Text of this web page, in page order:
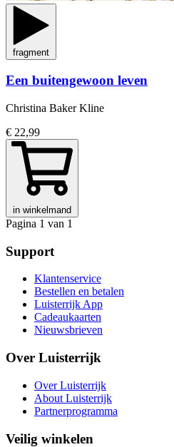
fragment
Een buitengewoon leven
Christina Baker Kline
€ 22,99
in winkelmand
Pagina 1 van 1
Support
Klantenservice
Bestellen en betalen
Luisterrijk App
Cadeaukaarten
Nieuwsbrieven
Over Luisterrijk
Over Luisterrijk
About Luisterrijk
Partnerprogramma
Veilig winkelen